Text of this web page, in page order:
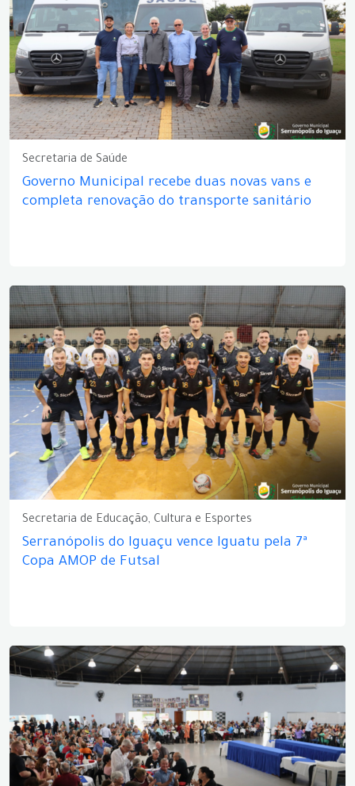
Secretaria de Saúde
Governo Municipal recebe duas novas vans e
completa renovação do transporte sanitário
Secretaria de Educação, Cultura e Esportes
Serranópolis do Iguaçu vence Iguatu pela 7ª
Copa AMOP de Futsal